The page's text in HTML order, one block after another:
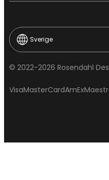
© 2022-2026 Rosendahl
VisaMasterCardAmEx
Sverige